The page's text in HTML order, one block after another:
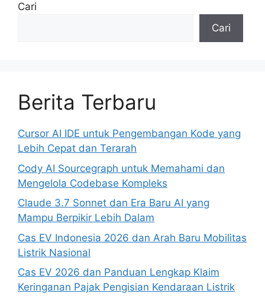
Cari
Cari
Berita Terbaru
Cursor AI IDE untuk Pengembangan Kode yang
Lebih Cepat dan Terarah
Cody AI Sourcegraph untuk Memahami dan
Mengelola Codebase Kompleks
Claude 3.7 Sonnet dan Era Baru AI yang
Mampu Berpikir Lebih Dalam
Cas EV Indonesia 2026 dan Arah Baru Mobilitas
Listrik Nasional
Cas EV 2026 dan Panduan Lengkap Klaim
Keringanan Pajak Pengisian Kendaraan Listrik